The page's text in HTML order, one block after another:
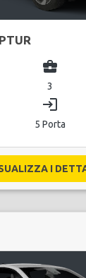
business_center
3
login
5 Porta
I